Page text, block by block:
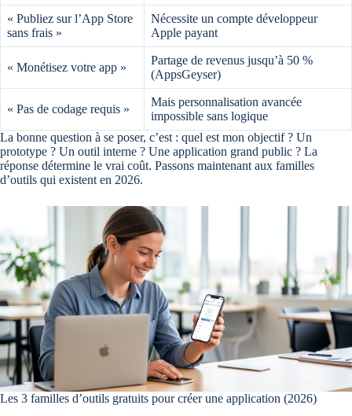
« Publiez sur l’App Store
sans frais »
Nécessite un compte développeur
Apple payant
« Monétisez votre app »
Partage de revenus jusqu’à 50 %
(AppsGeyser)
« Pas de codage requis »
Mais personnalisation avancée
impossible sans logique
La bonne question à se poser, c’est : quel est mon objectif ? Un
prototype ? Un outil interne ? Une application grand public ? La
réponse détermine le vrai coût. Passons maintenant aux familles
d’outils qui existent en 2026.
Les 3 familles d’outils gratuits pour créer une application (2026)